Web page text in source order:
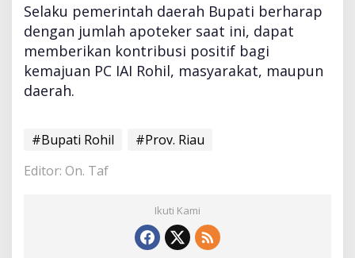
Selaku pemerintah daerah Bupati berharap
dengan jumlah apoteker saat ini, dapat
memberikan kontribusi positif bagi
kemajuan PC IAI Rohil, masyarakat, maupun
daerah.
#Bupati Rohil
#Prov. Riau
Editor: On. Taf
Ikuti Kami